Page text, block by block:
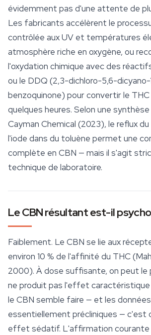
évidemment pas d'une attente de
Les fabricants accélèrent le
contrôlée aux UV et températures
atmosphère riche en oxygène, ou
l'oxydation chimique avec des
ou le DDQ (2,3-dichloro-5,6-dicyano-
benzoquinone) pour convertir le THC
quelques heures. Selon une
Cayman Chemical (2023), le reflux
l'iode dans du toluène permet une
complète en CBN — mais il s'agit
technique de laboratoire.
Le CBN résultant est-il
Faiblement. Le CBN se lie aux
environ 10 % de l'affinité du THC
2000). À dose suffisante, on peut le
ne produit pas l'effet caractéristique
le CBN semble faire — et les
essentiellement précliniques — c'est
effet sédatif. L'affirmation courante